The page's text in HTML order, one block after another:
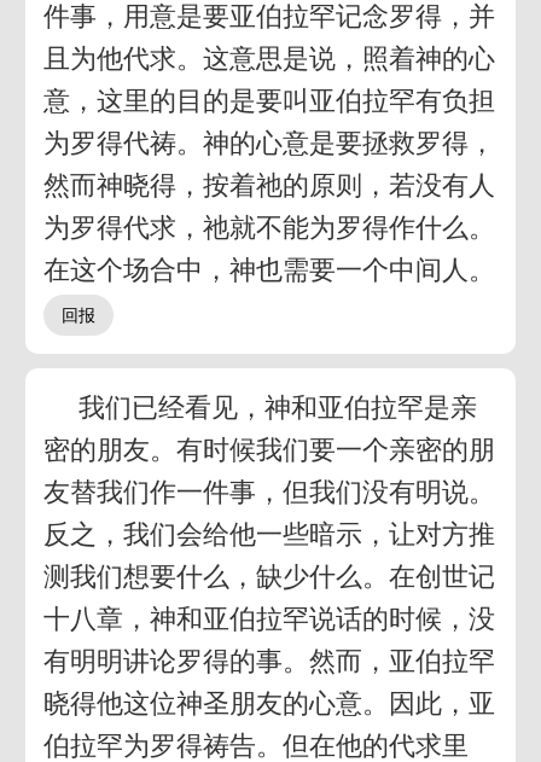
件事，用意是要亚伯拉罕记念罗得，并
且为他代求。这意思是说，照着神的心
意，这里的目的是要叫亚伯拉罕有负担
为罗得代祷。神的心意是要拯救罗得，
然而神晓得，按着祂的原则，若没有人
为罗得代求，祂就不能为罗得作什么。
在这个场合中，神也需要一个中间人。
我们已经看见，神和亚伯拉罕是亲
密的朋友。有时候我们要一个亲密的朋
友替我们作一件事，但我们没有明说。
反之，我们会给他一些暗示，让对方推
测我们想要什么，缺少什么。在创世记
十八章，神和亚伯拉罕说话的时候，没
有明明讲论罗得的事。然而，亚伯拉罕
晓得他这位神圣朋友的心意。因此，亚
伯拉罕为罗得祷告。但在他的代求里